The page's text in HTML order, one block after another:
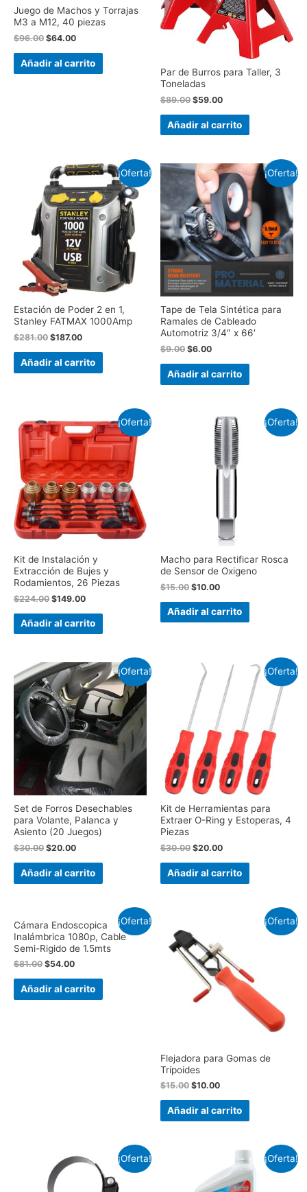
Juego de Machos y Torrajas
M3 a M12, 40 piezas
$96.00 $64.00
Añadir al carrito
Par de Burros para Taller, 3
Toneladas
$89.00 $59.00
Añadir al carrito
¡Oferta!
Estación de Poder 2 en 1,
Stanley FATMAX 1000Amp
$281.00 $187.00
Añadir al carrito
¡Oferta!
Tape de Tela Sintética para
Ramales de Cableado
Automotriz 3/4″ x 66′
$9.00 $6.00
Añadir al carrito
¡Oferta!
Kit de Instalación y
Extracción de Bujes y
Rodamientos, 26 Piezas
$224.00 $149.00
Añadir al carrito
¡Oferta!
Macho para Rectificar Rosca
de Sensor de Oxigeno
$15.00 $10.00
Añadir al carrito
¡Oferta!
Set de Forros Desechables
para Volante, Palanca y
Asiento (20 Juegos)
$30.00 $20.00
Añadir al carrito
¡Oferta!
Kit de Herramientas para
Extraer O-Ring y Estoperas, 4
Piezas
$30.00 $20.00
Añadir al carrito
¡Oferta!
Cámara Endoscopica
Inalámbrica 1080p, Cable
Semi-Rigido de 1.5mts
$81.00 $54.00
Añadir al carrito
¡Oferta!
Flejadora para Gomas de
Tripoides
$15.00 $10.00
Añadir al carrito
¡Oferta! ¡Oferta!